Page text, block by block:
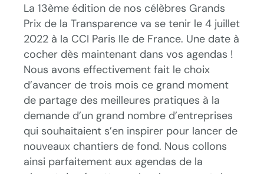
La 13ème édition de nos célèbres Grands
Prix de la Transparence va se tenir le 4 juillet
2022 à la CCI Paris Ile de France. Une date à
cocher dès maintenant dans vos agendas !
Nous avons effectivement fait le choix
d’avancer de trois mois ce grand moment
de partage des meilleures pratiques à la
demande d’un grand nombre d’entreprises
qui souhaitaient s’en inspirer pour lancer de
nouveaux chantiers de fond. Nous collons
ainsi parfaitement aux agendas de la